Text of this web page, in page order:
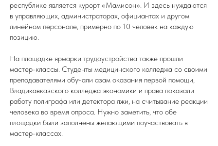
республике является курорт «Мамисон». И здесь нуждаются
в управляющих, администраторах, официантах и другом
линейном персонале, примерно по 10 человек на каждую
позицию.
На площадке ярмарки трудоустройства также прошли
мастер-классы. Студенты медицинского колледжа со своими
преподавателями обучали азам оказания первой помощи,
Владикавказского колледжа экономики и права показали
работу полиграфа или детектора лжи, на считывание реакции
человека во время опроса. Нужно заметить, что обе
площадки были заполнены желающими поучаствовать в
мастер-классах.